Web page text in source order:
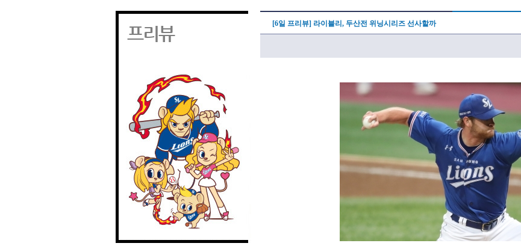
프리뷰 [6일 프리뷰] 라이블리, 두산전 위닝시리즈 선사할까